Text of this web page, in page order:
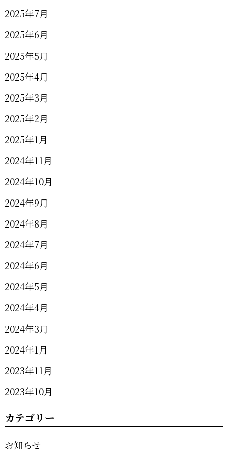
2025年7月
2025年6月
2025年5月
2025年4月
2025年3月
2025年2月
2025年1月
2024年11月
2024年10月
2024年9月
2024年8月
2024年7月
2024年6月
2024年5月
2024年4月
2024年3月
2024年1月
2023年11月
2023年10月
カテゴリー
お知らせ